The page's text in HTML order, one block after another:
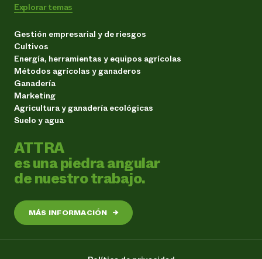
Explorar temas
Gestión empresarial y de riesgos
Cultivos
Energía, herramientas y equipos agrícolas
Métodos agrícolas y ganaderos
Ganadería
Marketing
Agricultura y ganadería ecológicas
Suelo y agua
ATTRA
es una piedra angular
de nuestro trabajo.
MÁS INFORMACIÓN →